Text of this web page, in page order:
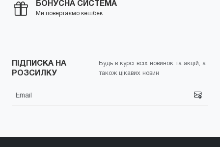
БОНУСНА СИСТЕМА
Ми повертаємо кешбек
ПІДПИСКА НА
РОЗСИЛКУ
Будь в курсі всіх новинок та акцій, а
також цікавих новин